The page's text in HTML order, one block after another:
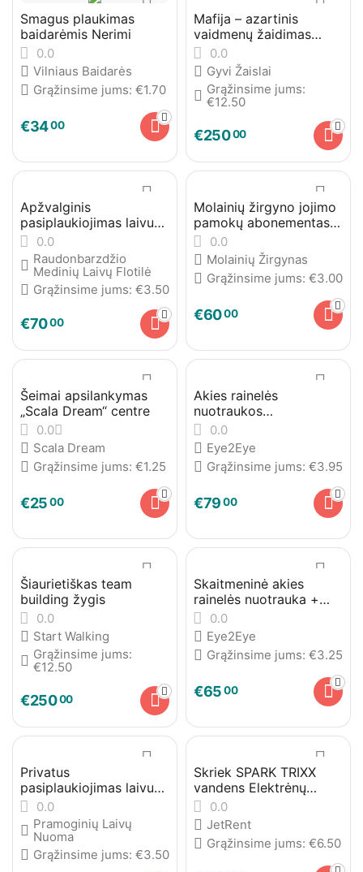
Smagus plaukimas
baidarėmis Nerimi
0.0
Vilniaus Baidarės
Grąžinsime jums: €1.70
€3400
Mafija – azartinis
vaidmenų žaidimas
grupėms
0.0
Gyvi Žaislai
Grąžinsime jums:
€12.50
€25000
Apžvalginis
pasiplaukiojimas laivu
„Liudvikas“ Nemuno
kilpomis
0.0
Raudonbarzdžio
Medinių Laivų Flotilė
Grąžinsime jums: €3.50
€7000
Molainių žirgyno jojimo
pamokų abonementas
(30 dienų)
0.0
Molainių Žirgynas
Grąžinsime jums: €3.00
€6000
Šeimai apsilankymas
„Scala Dream“ centre
0.0
Scala Dream
Grąžinsime jums: €1.25
€2500
Akies rainelės
nuotraukos
įamžintinos fotodrobėje
0.0
Eye2Eye
Grąžinsime jums: €3.95
€7900
Šiaurietiškas team
building žygis
0.0
Start Walking
Grąžinsime jums:
€12.50
€25000
Skaitmeninė akies
rainelės nuotrauka +
telefono dėkliukas
0.0
Eye2Eye
Grąžinsime jums: €3.25
€6500
Privatus
pasiplaukiojimas laivu
„Saga Bona“
0.0
Pramoginių Laivų
Nuoma
Grąžinsime jums: €3.50
Skriek SPARK TRIXX
vandens Elektrėnų
mariose
0.0
JetRent
Grąžinsime jums: €6.50